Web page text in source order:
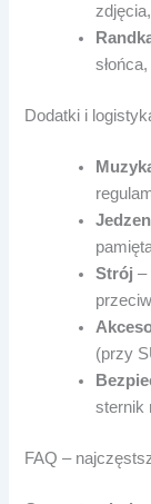
Dodatki i
Strój –
(przy
sternik
FAQ –